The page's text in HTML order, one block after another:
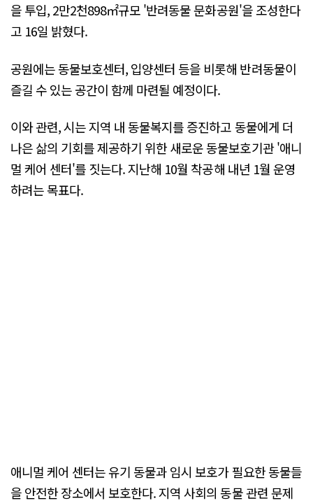
을 투입, 2만2천898㎡규모 '반려동물 문화공원'을 조성한다
고 16일 밝혔다.
공원에는 동물보호센터, 입양센터 등을 비롯해 반려동물이
즐길 수 있는 공간이 함께 마련될 예정이다.
이와 관련, 시는 지역 내 동물복지를 증진하고 동물에게 더
나은 삶의 기회를 제공하기 위한 새로운 동물보호기관 '애니
멀 케어 센터'를 짓는다. 지난해 10월 착공해 내년 1월 운영
하려는 목표다.
애니멀 케어 센터는 유기 동물과 임시 보호가 필요한 동물들
을 안전한 장소에서 보호한다. 지역 사회의 동물 관련 문제